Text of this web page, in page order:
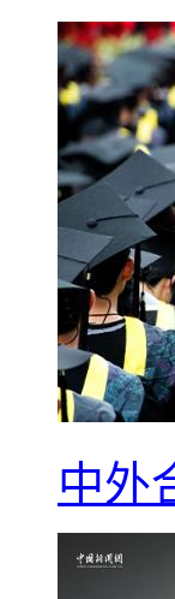
中外